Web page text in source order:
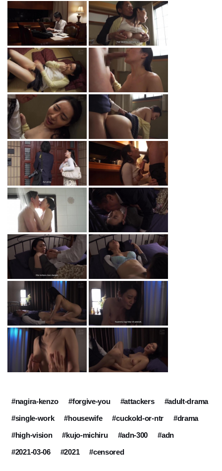
#nagira-kenzo #forgive-you #attackers
#adult-drama
#single-work
#housewife #cuckold-or-ntr
#drama
#high-vision
#kujo-michiru #adn-300
#adn
#2021-03-06
#2021 #censored